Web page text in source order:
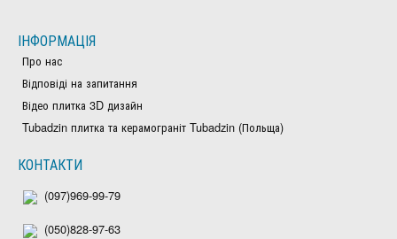
ІНФОРМАЦІЯ
Про нас
Відповіді на запитання
Відео плитка 3D дизайн
Tubadzin плитка та керамограніт Tubadzin (Польща)
КОНТАКТИ
(097)969-99-79
(050)828-97-63